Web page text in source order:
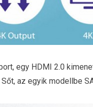
egy HDMI 2.0
az egyik modellbe